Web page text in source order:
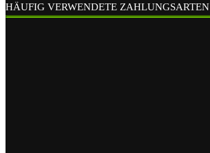
HÄUFIG VERWENDETE ZAHLUNGSARTEN